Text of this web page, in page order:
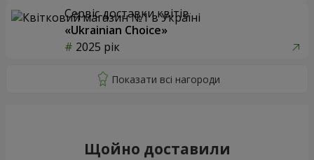
Сервіс доставки квітів
«Ukrainian Choice»
2025 рік
Щойно доставили